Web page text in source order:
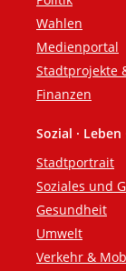
Wahlen
Medienportal
Stadtprojekte
Finanzen
Sozial · Leben
Stadtportrait
Soziales und
Gesundheit
Umwelt
Verkehr &